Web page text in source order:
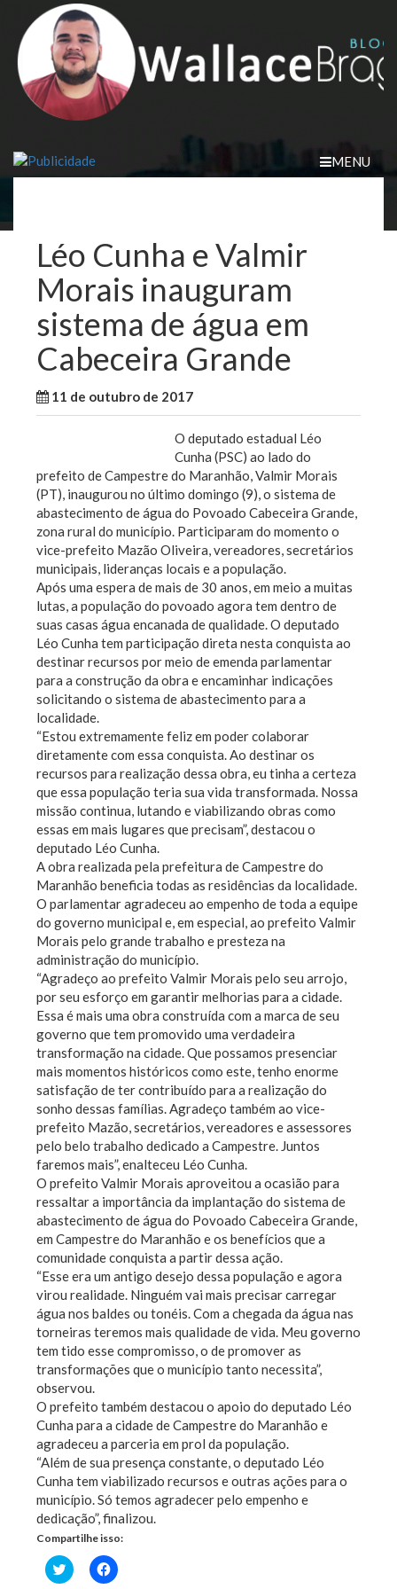
content
MENU
Léo Cunha e Valmir
Morais inauguram
sistema de água em
Cabeceira Grande
11 de outubro de 2017
O deputado estadual Léo
Cunha (PSC) ao lado do
prefeito de Campestre do Maranhão, Valmir Morais
(PT), inaugurou no último domingo (9), o sistema de
abastecimento de água do Povoado Cabeceira Grande,
zona rural do município. Participaram do momento o
vice-prefeito Mazão Oliveira, vereadores, secretários
municipais, lideranças locais e a população.
Após uma espera de mais de 30 anos, em meio a muitas
lutas, a população do povoado agora tem dentro de
suas casas água encanada de qualidade. O deputado
Léo Cunha tem participação direta nesta conquista ao
destinar recursos por meio de emenda parlamentar
para a construção da obra e encaminhar indicações
solicitando o sistema de abastecimento para a
localidade.
“Estou extremamente feliz em poder colaborar
diretamente com essa conquista. Ao destinar os
recursos para realização dessa obra, eu tinha a certeza
que essa população teria sua vida transformada. Nossa
missão continua, lutando e viabilizando obras como
essas em mais lugares que precisam”, destacou o
deputado Léo Cunha.
A obra realizada pela prefeitura de Campestre do
Maranhão beneficia todas as residências da localidade.
O parlamentar agradeceu ao empenho de toda a equipe
do governo municipal e, em especial, ao prefeito Valmir
Morais pelo grande trabalho e presteza na
administração do município.
“Agradeço ao prefeito Valmir Morais pelo seu arrojo,
por seu esforço em garantir melhorias para a cidade.
Essa é mais uma obra construída com a marca de seu
governo que tem promovido uma verdadeira
transformação na cidade. Que possamos presenciar
mais momentos históricos como este, tenho enorme
satisfação de ter contribuído para a realização do
sonho dessas famílias. Agradeço também ao vice-
prefeito Mazão, secretários, vereadores e assessores
pelo belo trabalho dedicado a Campestre. Juntos
faremos mais”, enalteceu Léo Cunha.
O prefeito Valmir Morais aproveitou a ocasião para
ressaltar a importância da implantação do sistema de
abastecimento de água do Povoado Cabeceira Grande,
em Campestre do Maranhão e os benefícios que a
comunidade conquista a partir dessa ação.
“Esse era um antigo desejo dessa população e agora
virou realidade. Ninguém vai mais precisar carregar
água nos baldes ou tonéis. Com a chegada da água nas
torneiras teremos mais qualidade de vida. Meu governo
tem tido esse compromisso, o de promover as
transformações que o município tanto necessita”,
observou.
O prefeito também destacou o apoio do deputado Léo
Cunha para a cidade de Campestre do Maranhão e
agradeceu a parceria em prol da população.
“Além de sua presença constante, o deputado Léo
Cunha tem viabilizado recursos e outras ações para o
município. Só temos agradecer pelo empenho e
dedicação”, finalizou.
Compartilhe isso:
Clique
para
Clique
para